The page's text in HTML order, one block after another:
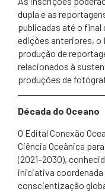
dupla e as
publicadas até o final
edições anteriores, o
produção de
relacionados à
produções de
Década do Oceano
O Edital Conexão
Ciência Oceânica
(2021–2030),
iniciativa coordenada
conscientização